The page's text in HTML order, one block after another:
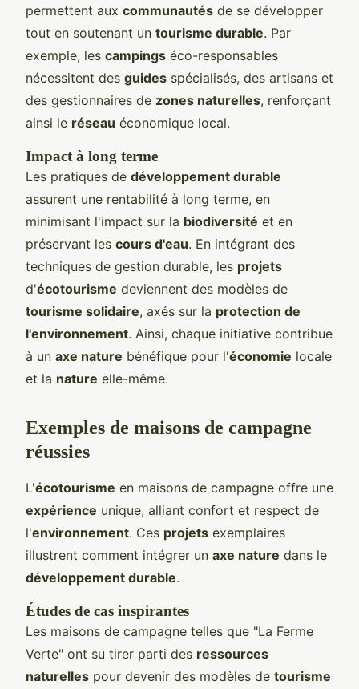
permettent aux communautés de se développer
tout en soutenant un tourisme durable. Par
exemple, les campings éco-responsables
nécessitent des guides spécialisés, des artisans et
des gestionnaires de zones naturelles, renforçant
ainsi le réseau économique local.
Impact à long terme
Les pratiques de développement durable
assurent une rentabilité à long terme, en
minimisant l'impact sur la biodiversité et en
préservant les cours d'eau. En intégrant des
techniques de gestion durable, les projets
d'écotourisme deviennent des modèles de
tourisme solidaire, axés sur la protection de
l'environnement. Ainsi, chaque initiative contribue
à un axe nature bénéfique pour l'économie locale
et la nature elle-même.
Exemples de maisons de campagne
réussies
L'écotourisme en maisons de campagne offre une
expérience unique, alliant confort et respect de
l'environnement. Ces projets exemplaires
illustrent comment intégrer un axe nature dans le
développement durable.
Études de cas inspirantes
Les maisons de campagne telles que "La Ferme
Verte" ont su tirer parti des ressources
naturelles pour devenir des modèles de tourisme